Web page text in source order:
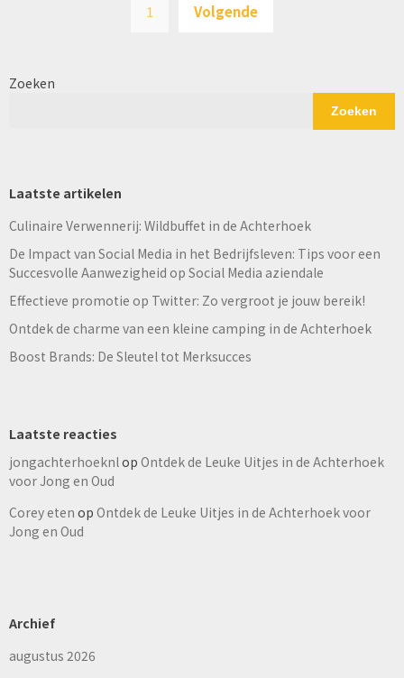
paginering
1 Volgende
Zoeken
Zoeken
Laatste artikelen
Culinaire Verwennerij: Wildbuffet in de Achterhoek
De Impact van Social Media in het Bedrijfsleven: Tips voor een
Succesvolle Aanwezigheid op Social Media aziendale
Effectieve promotie op Twitter: Zo vergroot je jouw bereik!
Ontdek de charme van een kleine camping in de Achterhoek
Boost Brands: De Sleutel tot Merksucces
Laatste reacties
jongachterhoeknl op Ontdek de Leuke Uitjes in de Achterhoek
voor Jong en Oud
Corey eten op Ontdek de Leuke Uitjes in de Achterhoek voor
Jong en Oud
Archief
augustus 2026